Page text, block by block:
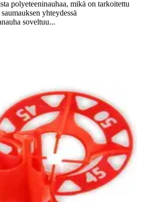
polyeteeninauhaa, mikä on tarkoitettu
yhteydessä
soveltuu...